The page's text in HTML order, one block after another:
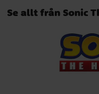
Se allt från Sonic